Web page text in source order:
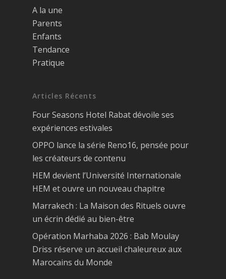
A la une
Parents
Enfants
Tendance
Pratique
Articles Récents
Four Seasons Hotel Rabat dévoile ses
expériences estivales
OPPO lance la série Reno16, pensée pour
les créateurs de contenu
HEM devient l’Université Internationale
HEM et ouvre un nouveau chapitre
Marrakech : La Maison des Rituels ouvre
un écrin dédié au bien-être
Opération Marhaba 2026 : Bab Moulay
Driss réserve un accueil chaleureux aux
Marocains du Monde